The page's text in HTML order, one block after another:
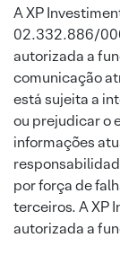
A XP
02.332.886/
autorizada a
comunicação
está sujeita a
ou prejudicar o
informações
por força de
terceiros. A XP
autorizada a